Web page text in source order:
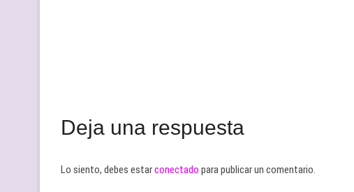
Deja una respuesta
Lo siento, debes estarconectado para publicar un comentario.